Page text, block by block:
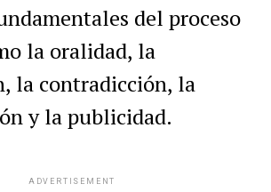
del proceso
la oralidad, la
la contradicción, la
y la publicidad.
ADVERTISEMENT